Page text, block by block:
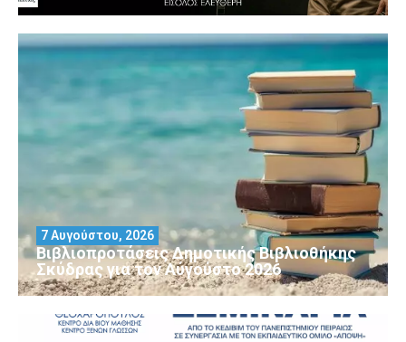
Βιβλιοπροτάσεις Δημοτικής Βιβλιοθήκης
Σκύδρας για τον Αύγούστο 2026
7 Αυγούστου, 2026